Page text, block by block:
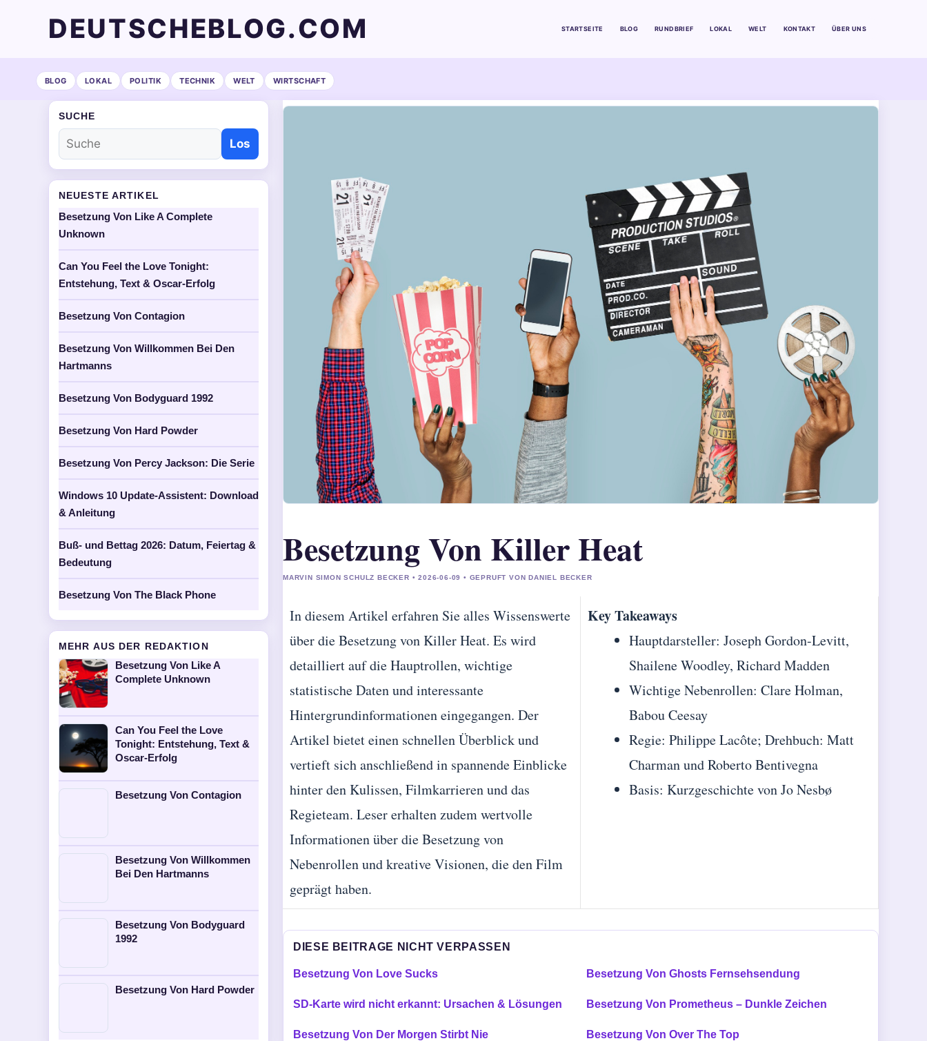
DEUTSCHEBLOG.COM STARTSEITE BLOG RUNDBRIEF LOKAL WELT KONTAKT ÜBER UNS
BLOG LOKAL POLITIK TECHNIK WELT WIRTSCHAFT
Besetzung Von Killer Heat
MARVIN SIMON SCHULZ BECKER • 2026-06-09 • GEPRUFT VON DANIEL BECKER
In diesem Artikel erfahren Sie alles Wissenswerte
über die Besetzung von Killer Heat. Es wird
detailliert auf die Hauptrollen, wichtige
statistische Daten und interessante
Hintergrundinformationen eingegangen. Der
Artikel bietet einen schnellen Überblick und
vertieft sich anschließend in spannende Einblicke
hinter den Kulissen, Filmkarrieren und das
Regieteam. Leser erhalten zudem wertvolle
Informationen über die Besetzung von
Nebenrollen und kreative Visionen, die den Film
geprägt haben.
Key Takeaways
Hauptdarsteller: Joseph Gordon-Levitt,
Shailene Woodley, Richard Madden
Wichtige Nebenrollen: Clare Holman,
Babou Ceesay
Regie: Philippe Lacôte; Drehbuch: Matt
Charman und Roberto Bentivegna
Basis: Kurzgeschichte von Jo Nesbø
DIESE BEITRAGE NICHT VERPASSEN
Besetzung Von Love Sucks Besetzung Von Ghosts Fernsehsendung
SD-Karte wird nicht erkannt: Ursachen & Lösungen Besetzung Von Prometheus – Dunkle Zeichen
Besetzung Von Der Morgen Stirbt Nie Besetzung Von Over The Top
SUCHE
Los
NEUESTE ARTIKEL
Besetzung Von Like A Complete
Unknown
Can You Feel the Love Tonight:
Entstehung, Text & Oscar-Erfolg
Besetzung Von Contagion
Besetzung Von Willkommen Bei Den
Hartmanns
Besetzung Von Bodyguard 1992
Besetzung Von Hard Powder
Besetzung Von Percy Jackson: Die Serie
Windows 10 Update-Assistent: Download
& Anleitung
Buß- und Bettag 2026: Datum, Feiertag &
Bedeutung
Besetzung Von The Black Phone
MEHR AUS DER REDAKTION
Besetzung Von Like A
Complete Unknown
Can You Feel the Love
Tonight: Entstehung, Text &
Oscar-Erfolg
Besetzung Von Contagion
Besetzung Von Willkommen
Bei Den Hartmanns
Besetzung Von Bodyguard
1992
Besetzung Von Hard Powder